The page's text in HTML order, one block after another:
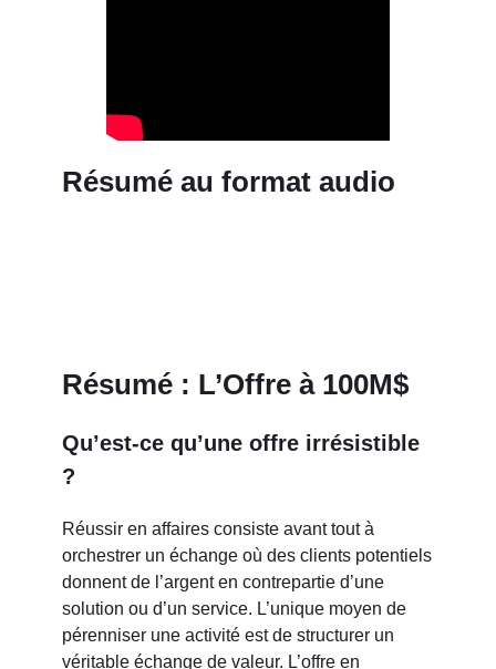
Résumé au format audio
Résumé : L’Offre à 100M$
Qu’est-ce qu’une offre irrésistible
?
Réussir en affaires consiste avant tout à
orchestrer un échange où des clients potentiels
donnent de l’argent en contrepartie d’une
solution ou d’un service. L’unique moyen de
pérenniser une activité est de structurer un
véritable échange de valeur. L’offre en